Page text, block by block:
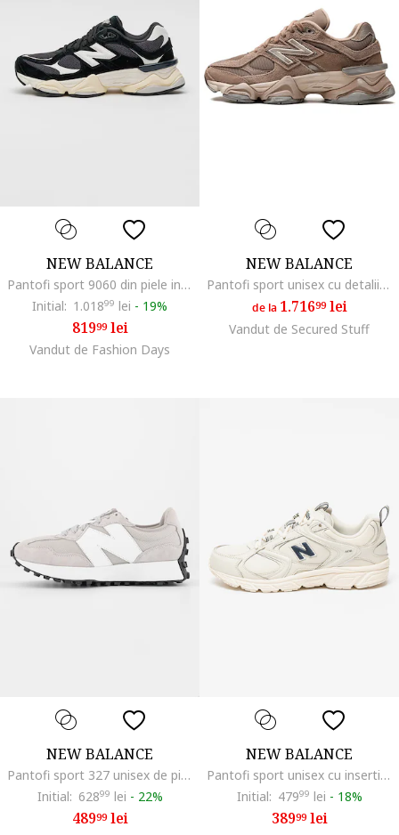
NEW BALANCE
Pantofi sport 9060 din piele intoarsa cu insertii din plasa, Alb/Negru carbon/Negru stins
Initial: 1.01899 lei - 19%
81999lei
Vandut de Fashion Days
NEW BALANCE
Pantofi sport unisex cu detalii din piele intoarsa
de la 1.71699lei
Vandut de Secured Stuff
NEW BALANCE
Pantofi sport 327 unisex de piele intoarsa si material textil, Gri deschis
Initial: 62899 lei - 22%
48999lei
NEW BALANCE
Pantofi sport unisex cu insertii de plasa 408, Alb fildes/Bleumarin
Initial: 47999 lei - 18%
38999lei